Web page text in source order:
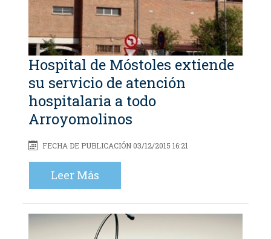
Hospital de Móstoles extiende
su servicio de atención
hospitalaria a todo
Arroyomolinos
FECHA DE PUBLICACIÓN 03/12/2015 16:21
Leer Más